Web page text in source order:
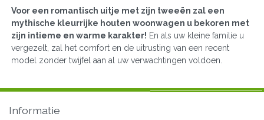
Voor een romantisch uitje met zijn tweeën zal een
mythische kleurrijke houten woonwagen u bekoren met
zijn intieme en warme karakter! En als uw kleine familie u
vergezelt, zal het comfort en de uitrusting van een recent
model zonder twijfel aan al uw verwachtingen voldoen.
Informatie